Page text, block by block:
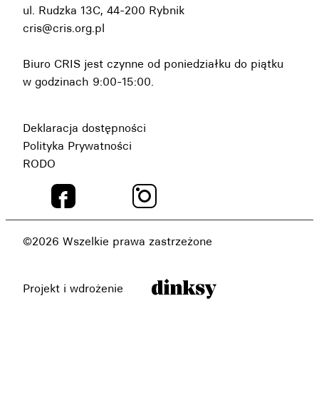
ul. Rudzka 13C, 44-200 Rybnik
cris@cris.org.pl
Biuro CRIS jest czynne od poniedziałku do piątku
w godzinach 9:00-15:00.
Deklaracja dostępności
Polityka Prywatności
RODO
©2026 Wszelkie prawa zastrzeżone
Projekt i wdrożenie